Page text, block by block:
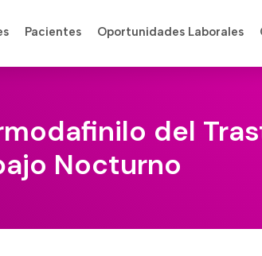
Pacientes Oportunidades Laborales
del
Nocturno